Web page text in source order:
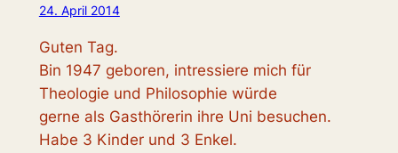
24. April 2014
Guten Tag.
Bin 1947 geboren, intressiere mich für
Theologie und Philosophie würde
gerne als Gasthörerin ihre Uni besuchen.
Habe 3 Kinder und 3 Enkel.